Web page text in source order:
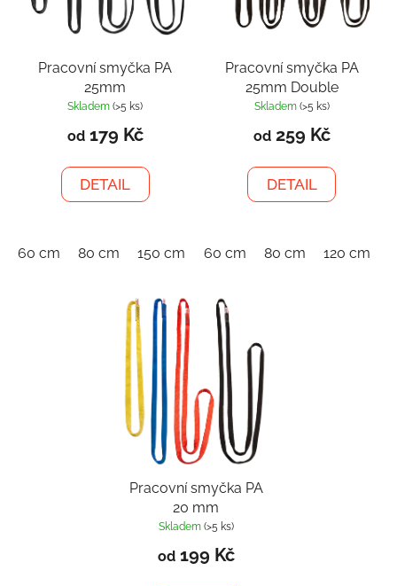
Pracovní smyčka PA
25mm
Skladem(>5 ks)
od179 Kč
DETAIL
60 cm 80 cm 150 cm
Pracovní smyčka PA
25mm Double
Skladem (>5 ks)
od259 Kč
DETAIL
60 cm 80 cm 120 cm
Pracovní smyčka PA
20 mm
Skladem (>5 ks)
od199 Kč